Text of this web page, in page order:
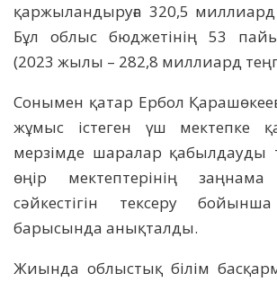
қаржыландыруға 320,5 миллиард
Бұл облыс бюджетінің 53
(2023 жылы – 282,8 миллиард
Сонымен қатар Ербол
жұмыс істеген үш мектепке
мерзімде шаралар қабылдауды
өңір мектептерінің заңнама
сәйкестігін тексеру
барысында анықталды.
Жиында облыстық білім